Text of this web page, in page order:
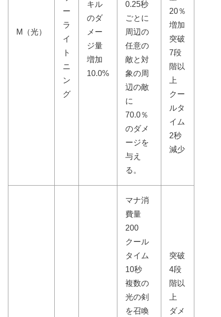
M（光）
ー
ラ
イ
ト
ニ
ン
グ
キル
のダ
メー
ジ量
増加
10.0%
0.25秒
ごとに
周辺の
任意の
敵と対
象の周
辺の敵
に
70.0％
のダメ
ージを
与え
る。
20％
増加
突破
7段
階以
上
クー
ルタ
イム
2秒
減少
マナ消
費量
200
クール
タイム
10秒
複数の
光の剣
を召喚
突破
4段
階以
上
ダメ